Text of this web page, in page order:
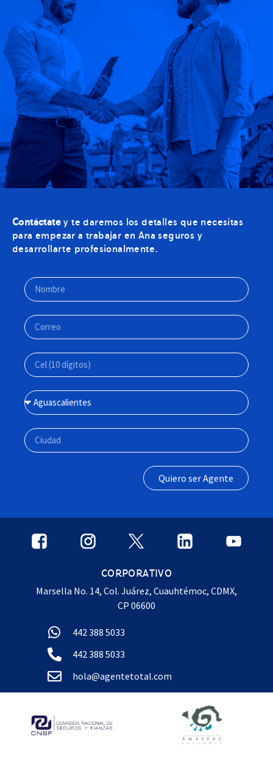
Contáctate y te daremos los detalles que necesitas
para empezar a trabajar en Ana seguros y
desarrollarte profesionalmente.
Quiero ser Agente
CORPORATIVO
Marsella No. 14, Col. Juárez, Cuauhtémoc, CDMX,
CP 06600
442 388 5033
442 388 5033
hola@agentetotal.com